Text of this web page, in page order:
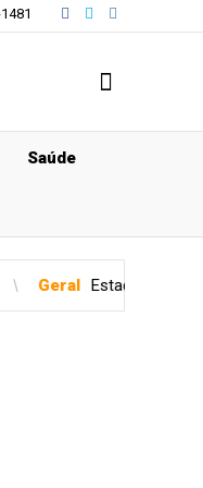
Saúde
São Paulo confirma